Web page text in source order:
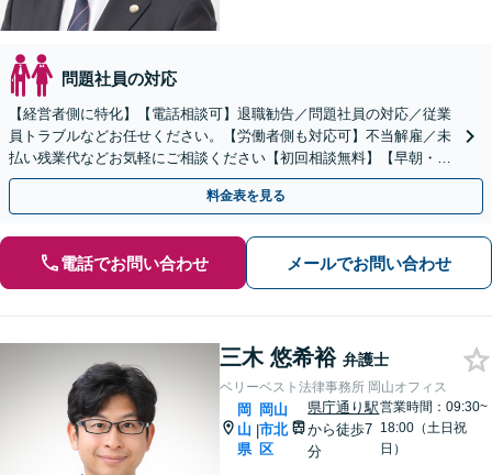
問題社員の対応
【経営者側に特化】【電話相談可】退職勧告／問題社員の対応／従業
員トラブルなどお任せください。【労働者側も対応可】不当解雇／未
払い残業代などお気軽にご相談ください【初回相談無料】【早朝・夜
間・土日祝相談】スピード対応を心がけています。
料金表を見る
電話でお問い合わせ メールでお問い合わせ
三木 悠希裕 弁護士
ベリーベスト法律事務所 岡山オフィス
岡
山
県
|
岡山
市北
区
県庁通り駅
から徒歩7
分
営業時間：09:30~
18:00（土日祝
日）